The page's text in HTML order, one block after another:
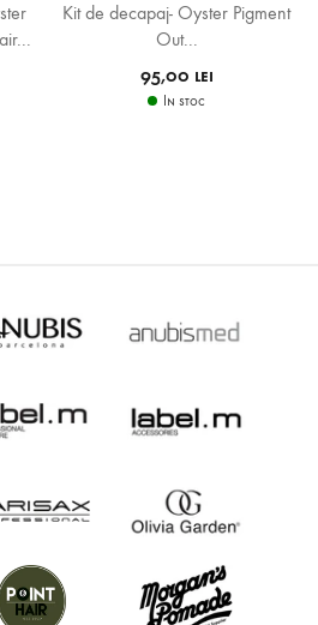
Kit de decapaj- Oyster Pigment
Out...
95,00 lei
In stoc